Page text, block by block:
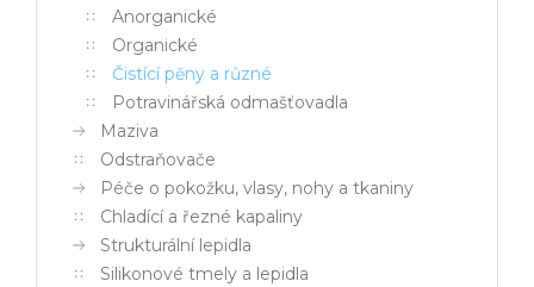
Anorganické
Organické
Čistící pěny a různé
Potravinářská odmašťovadla
Maziva
Odstraňovače
Péče o pokožku, vlasy, nohy a tkaniny
Chladící a řezné kapaliny
Strukturální lepidla
Silikonové tmely a lepidla